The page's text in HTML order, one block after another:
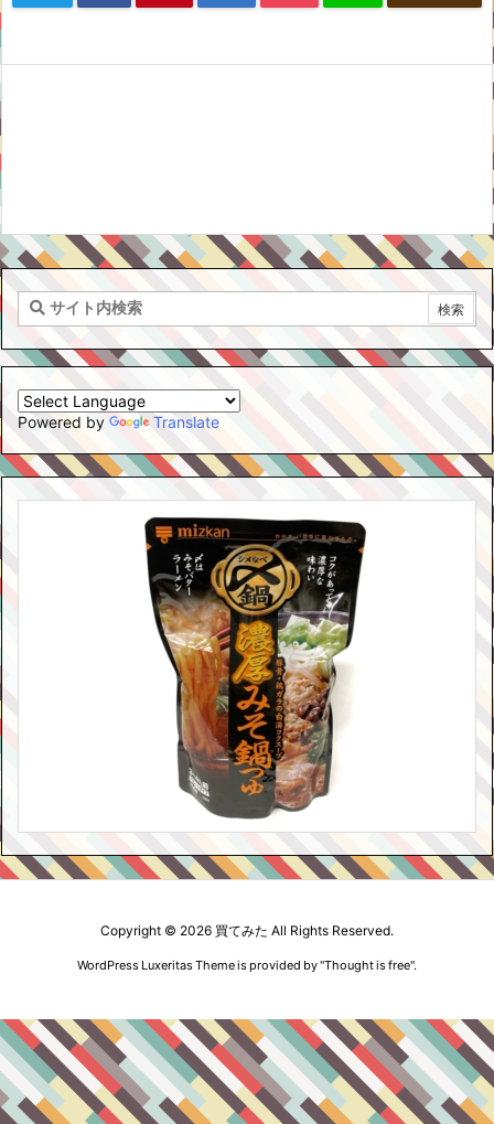
Powered by Translate
Copyright © 2026 買てみた All Rights Reserved.
WordPress Luxeritas Theme is provided by "Thought is free".